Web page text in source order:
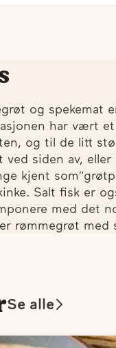
og spekemat
har vært
og til de litt
ved siden av,
kjent
Salt fisk er
med det
rømmegrøt med
Se alle